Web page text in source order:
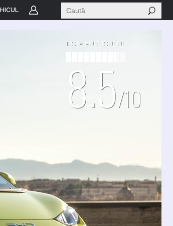
NOTA PUBLICULUI
8.5/10